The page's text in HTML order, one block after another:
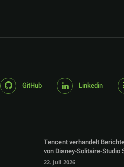
GitHub Linkedin
Tencent verhandelt
von Disney-Solitaire-Studio
22. Juli 2026